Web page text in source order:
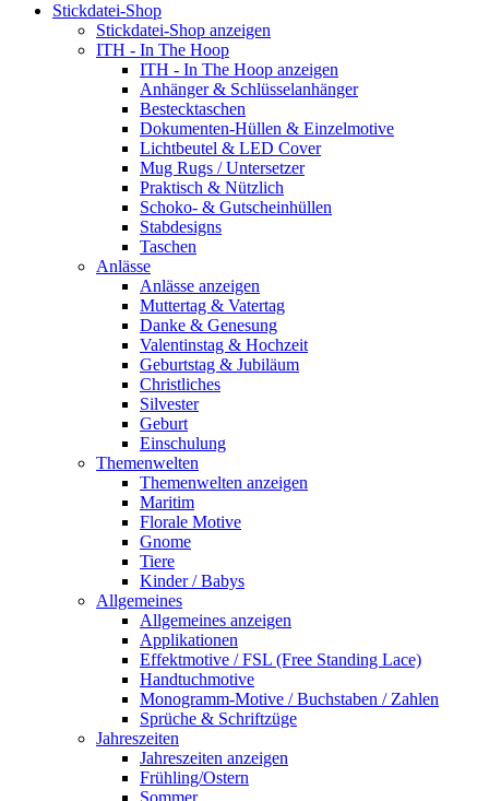
Stickdatei-Shop
Stickdatei-Shop anzeigen
ITH - In The Hoop
ITH - In The Hoop anzeigen
Anhänger & Schlüsselanhänger
Bestecktaschen
Dokumenten-Hüllen & Einzelmotive
Lichtbeutel & LED Cover
Mug Rugs / Untersetzer
Praktisch & Nützlich
Schoko- & Gutscheinhüllen
Stabdesigns
Taschen
Anlässe
Anlässe anzeigen
Muttertag & Vatertag
Danke & Genesung
Valentinstag & Hochzeit
Geburtstag & Jubiläum
Christliches
Silvester
Geburt
Einschulung
Themenwelten
Themenwelten anzeigen
Maritim
Florale Motive
Gnome
Tiere
Kinder / Babys
Allgemeines
Allgemeines anzeigen
Applikationen
Effektmotive / FSL (Free Standing Lace)
Handtuchmotive
Monogramm-Motive / Buchstaben / Zahlen
Sprüche & Schriftzüge
Jahreszeiten
Jahreszeiten anzeigen
Frühling/Ostern
Sommer